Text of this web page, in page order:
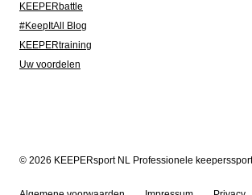
KEEPERbattle
#KeepItAll Blog
KEEPERtraining
Uw voordelen
© 2026 KEEPERsport NL Professionele